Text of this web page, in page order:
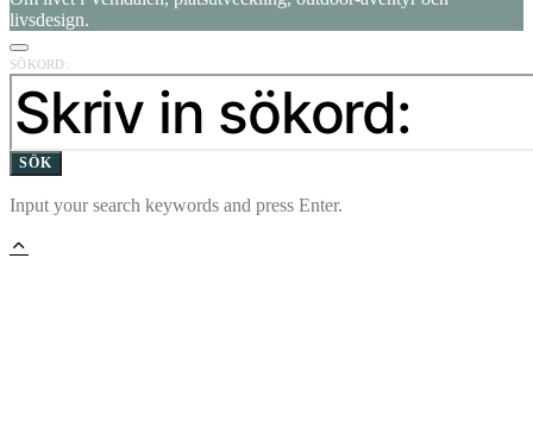
livsdesign.
SÖKORD:
SÖK
Input your search keywords and press Enter.